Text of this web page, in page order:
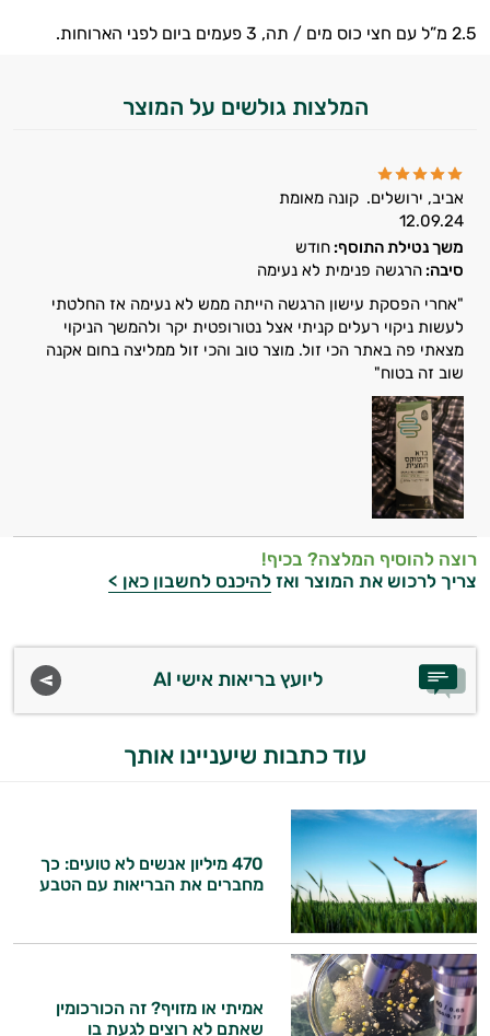
2.5 מ”ל עם חצי כוס מים / תה, 3 פעמים ביום לפני הארוחות.
המלצות גולשים על המוצר
אביב, ירושלים. קונה מאומת
12.09.24
משך נטילת התוסף: חודש
סיבה: הרגשה פנימית לא נעימה
"אחרי הפסקת עישון הרגשה הייתה ממש לא נעימה אז החלטתי
לעשות ניקוי רעלים קניתי אצל נטורופטית יקר ולהמשך הניקוי
מצאתי פה באתר הכי זול. מוצר טוב והכי זול ממליצה בחום אקנה
שוב זה בטוח"
רוצה להוסיף המלצה? בכיף!
צריך לרכוש את המוצר ואז להיכנס לחשבון כאן >
ליועץ בריאות אישי AI
עוד כתבות שיעניינו אותך
470 מיליון אנשים לא טועים: כך
מחברים את הבריאות עם הטבע
אמיתי או מזויף? זה הכורכומין
שאתם לא רוצים לגעת בו